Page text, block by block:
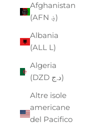
Afghanistan
(AFN ؋)
Albania
(ALL L)
Algeria
(DZD د.ج)
Altre isole
americane
del Pacifico